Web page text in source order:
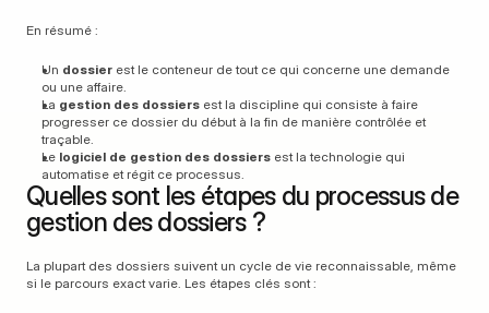
En résumé :
Un dossier est le conteneur de tout ce qui concerne une demande
ou une affaire.
La gestion des dossiers est la discipline qui consiste à faire
progresser ce dossier du début à la fin de manière contrôlée et
traçable.
Le logiciel de gestion des dossiers est la technologie qui
automatise et régit ce processus.
Quelles sont les étapes du processus de
gestion des dossiers ?
La plupart des dossiers suivent un cycle de vie reconnaissable, même
si le parcours exact varie. Les étapes clés sont :